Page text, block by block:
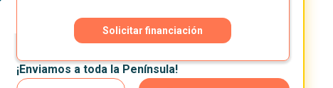
Solicitar financiación
¡Enviamos a toda la Península!